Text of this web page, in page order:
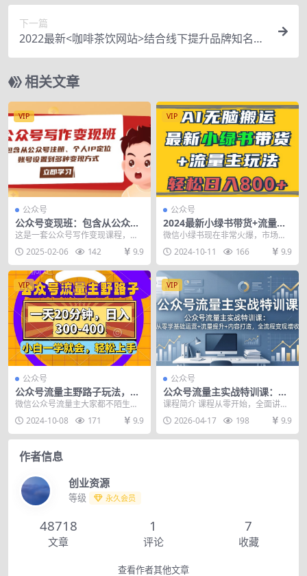
下一篇
2022最新<咖啡茶饮网站>结合线下提升品牌知名度
（教程+源码）
相关文章
VIP
公众号
公众号变现班：包含从公众号
注册、个人IP定位、账号设置
到多种变现方式
这是一套公众号写作变现课程，包
含从公众号注册、个人IP定位、账
号设置到多种变现方...
2025-02-06 142 9.9
VIP
公众号
2024最新小绿书带货+流量主
玩法，AI无脑搬运，3分钟一
篇图文，日入800+
微信小绿书现在非常火爆，市场潜
力巨大，用户群体日益壮大。此刻
的它正处于快速发展期...
2024-10-11 166 9.9
VIP
公众号
公众号流量主野路子玩法，一
天20分钟，日入300~400，小
微信公众号流量主大家都不陌生，
现在中视频，头条，视频号分成计
划都是在用流量变现，...
2024-10-08 171 9.9
VIP
公众号
公众号流量主实战特训课：从
零学基础运营+流量提升+内容
课程简介 课程从零开始，全面讲解
公众号流量主运营、流量获取、内
容打造、变现技巧等...
2026-04-17 198 9.9
作者信息
创业资源
等级 永久会员
48718
文章
1
评论
7
收藏
查看作者其他文章